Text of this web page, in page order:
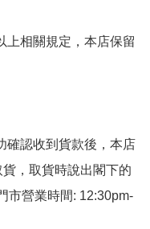
上相關規定，本店保留
確認收到貨款後，本店
，取貨時說出閣下的
市營業時間: 12:30pm-